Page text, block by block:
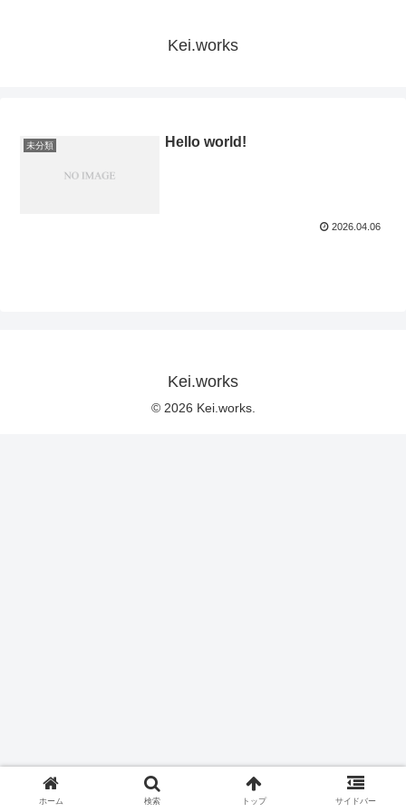
Kei.works
未分類 Hello world!
2026.04.06
Kei.works
© 2026 Kei.works.
ホーム 検索 トップ サイドバー